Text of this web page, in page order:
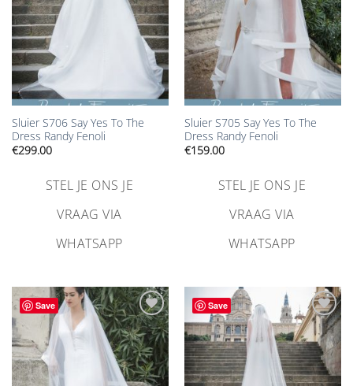
Sluier S706 Say Yes To The
Dress Randy Fenoli
€299.00
STEL JE ONS JE
VRAAG VIA
WHATSAPP
Sluier S705 Say Yes To The
Dress Randy Fenoli
€159.00
STEL JE ONS JE
VRAAG VIA
WHATSAPP
Save
Aan
verlanglijst
toevoegen
Save
Aan
verlanglijst
toevoegen